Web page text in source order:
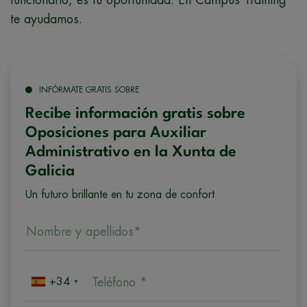
te ayudamos.
INFÓRMATE GRATIS SOBRE
Recibe información gratis sobre
Oposiciones para Auxiliar
Administrativo en la Xunta de
Galicia
Un futuro brillante en tu zona de confort
Nombre y apellidos*
+34 Teléfono *